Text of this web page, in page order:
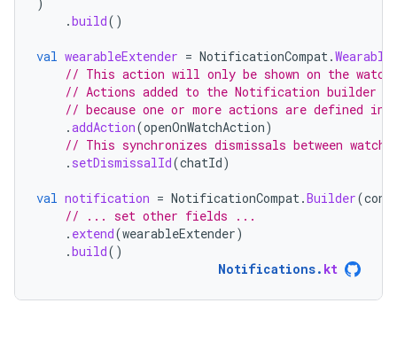
.build()
val wearableExtender = NotificationCompat.
// This action will only be shown on the
// Actions added to the Notification builder
// because one or more actions are defined in
.addAction(openOnWatchAction)
// This synchronizes dismissals between watch
. setDismissalId(chatId)
val notification = NotificationCompat.Builder(
// ... set other fields ...
. extend(wearableExtender)
.build()
Notifications. kt